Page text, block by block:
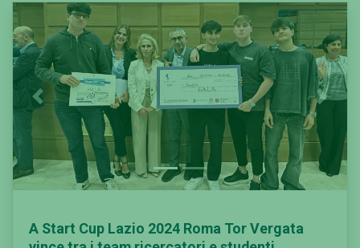
Previous Next
A Start Cup Lazio 2024 Roma Tor Vergata